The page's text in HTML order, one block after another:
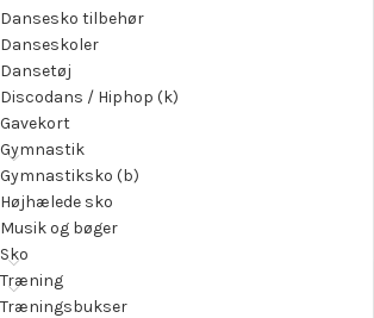
Dansesko tilbehør
Danseskoler
Dansetøj
Discodans / Hiphop (k)
Gavekort
Gymnastik
Gymnastiksko (b)
Højhælede sko
Musik og bøger
Sko
Træning
Træningsbukser